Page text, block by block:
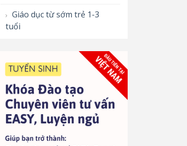
Giáo dục từ sớm trẻ 1-3
tuổi